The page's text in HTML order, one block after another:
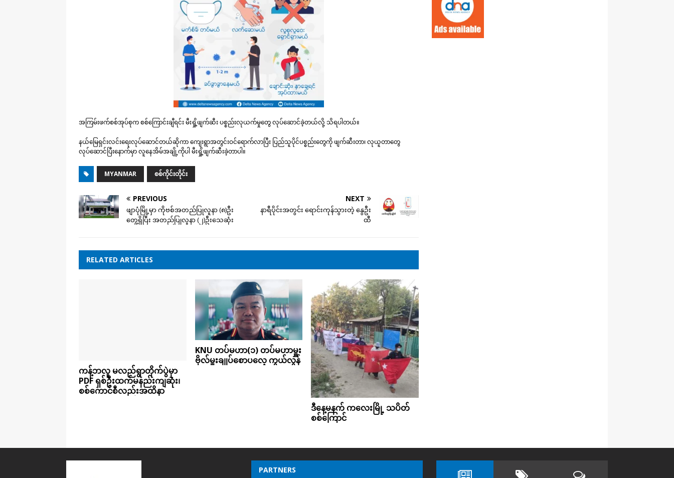
အကြမ်းဖက်စစ်အုပ်စုက စစ်ကြောင်းချီရင်း မီးရှို့ဖျက်ဆီး ပစ္စည်းလုယက်မှုတွေ လုပ်ဆောင်ခဲ့တယ်လို့ သိရပါတယ်။
နယ်မြေရှင်းလင်းရေးလုပ်ဆောင်တယ်ဆိုကာ ကျေးရွာအတွင်းဝင်ရောက်လာပြီး ပြည်သူပိုင်ပစ္စည်းတွေကို ဖျက်ဆီးတာ၊ လုယူတာတွေ
လုပ်ဆောင်ပြီးနောက်မှာ လူနေအိမ်အချို့ကိုပါ မီးရှို့ဖျက်ဆီးခဲ့တာပါ။
MYANMAR စစ်ကိုင်းတိုင်း
PREVIOUS
ဖျာပုံမြို့မှာ ကိုဗစ်အတည်ပြုလူနာ (၈)ဦး
တွေ့ရှိပြီး အတည်ပြုလူနာ (၂)ဦးသေဆုံး
NEXT
နာရီပိုင်းအတွင်း ရောင်းကုန်သွားတဲ့ နွေဦး
ထီ
RELATED ARTICLES
ကန့်ဘလူ မလည်ရွာတိုက်ပွဲမှာ
PDF ရှစ်ဦးထက်မနည်းကျဆုံး၊
စစ်ကောင်စီလည်းအထိနာ
KNU တပ်မဟာ(၁) တပ်မဟာမှူး
ဗိုလ်မှူးချုပ်စောပလေ့ ကွယ်လွန်
ဒီ​နေ့မနက် က​လေးမြို့ သပိတ်
စစ်​ကြောင်
PARTNERS